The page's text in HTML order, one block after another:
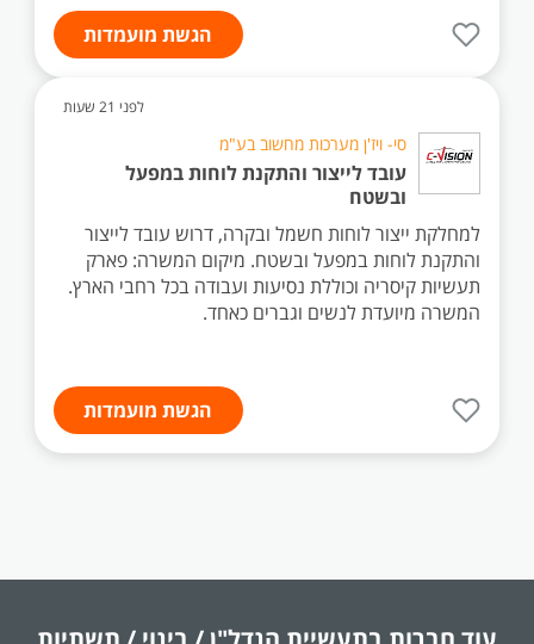
הגשת מועמדות
לפני 21 שעות
סי- ויז'ן מערכות מחשוב בע"מ
עובד לייצור והתקנת לוחות במפעל
ובשטח
למחלקת ייצור לוחות חשמל ובקרה, דרוש עובד לייצור
והתקנת לוחות במפעל ובשטח. מיקום המשרה: פארק
תעשיות קיסריה וכוללת נסיעות ועבודה בכל רחבי הארץ.
המשרה מיועדת לנשים וגברים כאחד.
הגשת מועמדות